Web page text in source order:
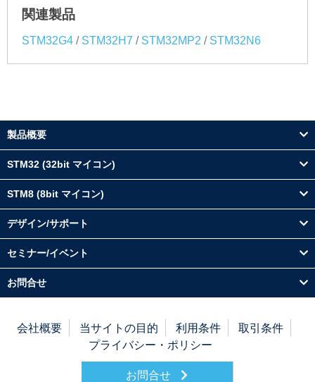
関連製品
STM32G4 / STM32H7 / STM32MP2 / STM32N6
製品概要
STM32 (32bit マイコン)
STM8 (8bit マイコン)
デザイン/サポート
セミナー/イベント
お問合せ
お問合せ
会社概要 当サイトの目的 利用条件
取引条件
プライバシー・ポリシー